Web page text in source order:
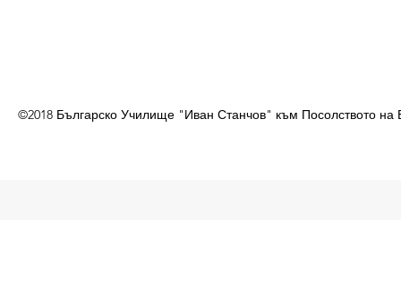
©2018 Българско Училище "Иван Станчов" към Посолството на